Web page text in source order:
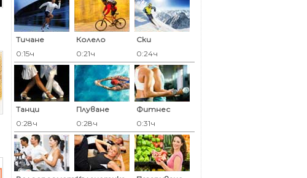
Тичане
0:15ч
Колело
0:21ч
Ски
0:24ч
Танци
0:28ч
Плуване
0:28ч
Фитнес
0:31ч